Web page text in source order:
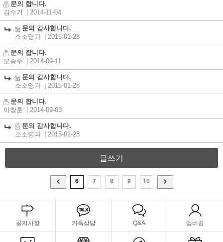
문의 합니다.
김수기
| 2014-11-04
문의 감사합니다.
소소명과
2015-01-28
문의 합니다.
오승주
| 2014-09-11
문의 감사합니다.
소소명과
2015-01-28
문의 합니다.
이창훈
| 2014-09-03
문의 감사합니다.
소소명과
2015-01-28
글쓰기
6 7 8 9 10
공지사항 카톡상담 Q&A 멤버쉽